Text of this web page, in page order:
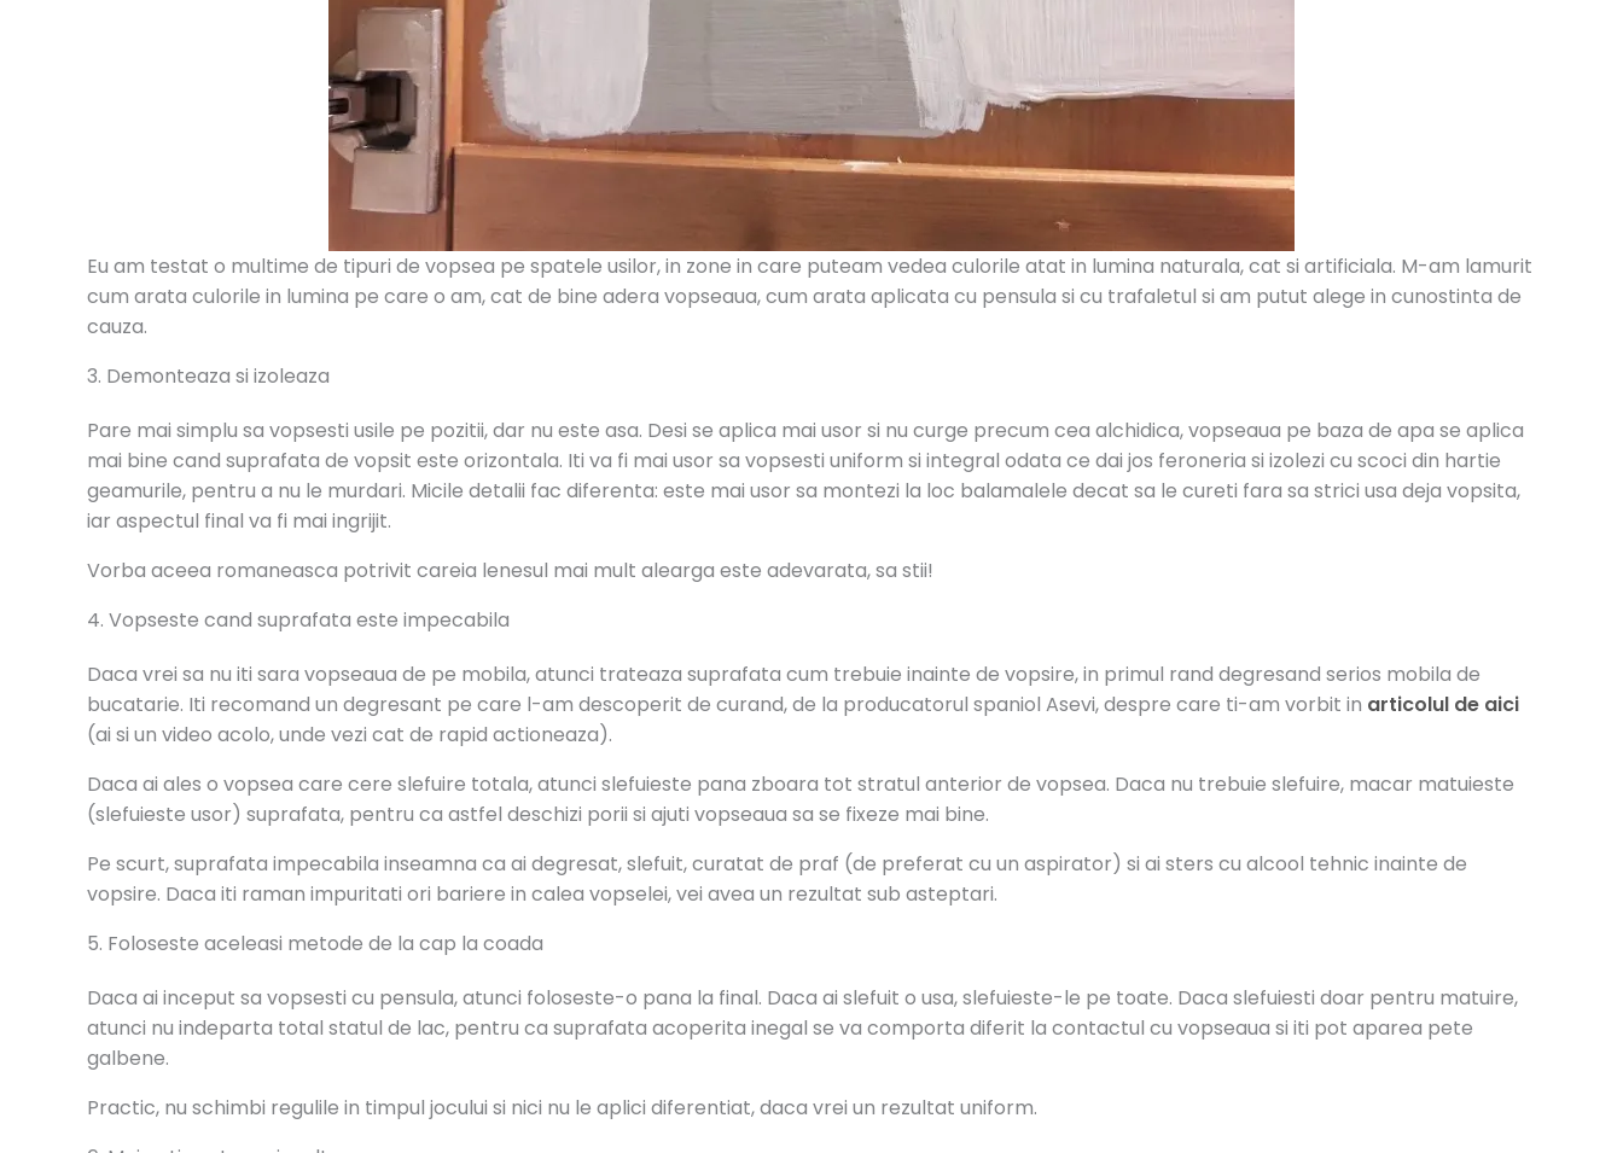
Eu am testat o multime de tipuri de vopsea pe spatele usilor, in zone in care puteam vedea culorile atat in lumina naturala, cat si artificiala. M-am lamurit
cum arata culorile in lumina pe care o am, cat de bine adera vopseaua, cum arata aplicata cu pensula si cu trafaletul si am putut alege in cunostinta de
cauza.
3. Demonteaza si izoleaza
Pare mai simplu sa vopsesti usile pe pozitii, dar nu este asa. Desi se aplica mai usor si nu curge precum cea alchidica, vopseaua pe baza de apa se aplica
mai bine cand suprafata de vopsit este orizontala. Iti va fi mai usor sa vopsesti uniform si integral odata ce dai jos feroneria si izolezi cu scoci din hartie
geamurile, pentru a nu le murdari. Micile detalii fac diferenta: este mai usor sa montezi la loc balamalele decat sa le cureti fara sa strici usa deja vopsita,
iar aspectul final va fi mai ingrijit.
Vorba aceea romaneasca potrivit careia lenesul mai mult alearga este adevarata, sa stii!
4. Vopseste cand suprafata este impecabila
Daca vrei sa nu iti sara vopseaua de pe mobila, atunci trateaza suprafata cum trebuie inainte de vopsire, in primul rand degresand serios mobila de
bucatarie. Iti recomand un degresant pe care l-am descoperit de curand, de la producatorul spaniol Asevi, despre care ti-am vorbit in articolul de aici
(ai si un video acolo, unde vezi cat de rapid actioneaza).
Daca ai ales o vopsea care cere slefuire totala, atunci slefuieste pana zboara tot stratul anterior de vopsea. Daca nu trebuie slefuire, macar matuieste
(slefuieste usor) suprafata, pentru ca astfel deschizi porii si ajuti vopseaua sa se fixeze mai bine.
Pe scurt, suprafata impecabila inseamna ca ai degresat, slefuit, curatat de praf (de preferat cu un aspirator) si ai sters cu alcool tehnic inainte de
vopsire. Daca iti raman impuritati ori bariere in calea vopselei, vei avea un rezultat sub asteptari.
5. Foloseste aceleasi metode de la cap la coada
Daca ai inceput sa vopsesti cu pensula, atunci foloseste-o pana la final. Daca ai slefuit o usa, slefuieste-le pe toate. Daca slefuiesti doar pentru matuire,
atunci nu indeparta total statul de lac, pentru ca suprafata acoperita inegal se va comporta diferit la contactul cu vopseaua si iti pot aparea pete
galbene.
Practic, nu schimbi regulile in timpul jocului si nici nu le aplici diferentiat, daca vrei un rezultat uniform.